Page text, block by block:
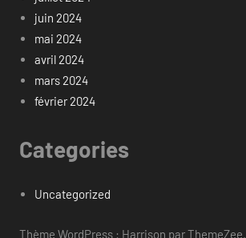
juin 2024
mai 2024
avril 2024
mars 2024
février 2024
Categories
Uncategorized
Thème WordPress : Harrison par ThemeZee.